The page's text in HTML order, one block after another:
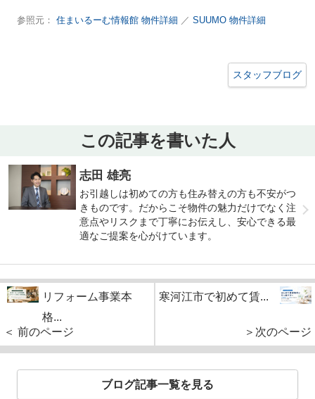
参照元： 住まいるーむ情報館 物件詳細 ／ SUUMO 物件詳細
スタッフブログ
この記事を書いた人
志田 雄亮
お引越しは初めての方も住み替えの方も不安がつ
きものです。だからこそ物件の魅力だけでなく注
意点やリスクまで丁寧にお伝えし、安心できる最
適なご提案を心がけています。
リフォーム事業本
格...
＜ 前のページ
寒河江市で初めて賃...
＞次のページ
ブログ記事一覧を見る